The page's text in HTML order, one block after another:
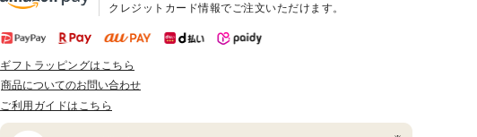
クレジットカード情報でご注文いただけます。
ギフトラッピングはこちら
商品についてのお問い合わせ
ご利用ガイドはこちら